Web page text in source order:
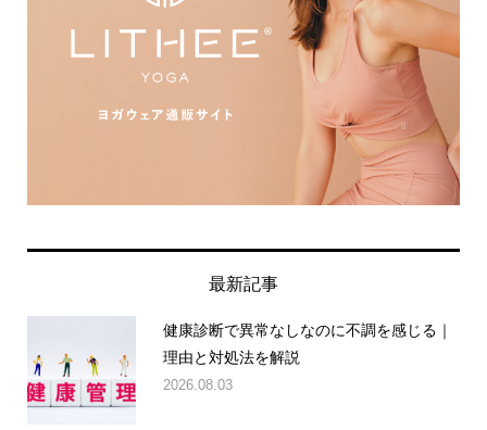
最新記事
健康診断で異常なしなのに不調を感じる｜
理由と対処法を解説
2026.08.03